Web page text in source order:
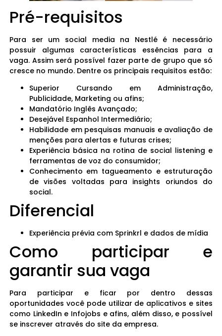
Pré-requisitos
Para ser um social media na Nestlé é necessário
possuir algumas características essências para a
vaga. Assim será possível fazer parte de grupo que só
cresce no mundo. Dentre os principais requisitos estão:
Superior Cursando em Administração,
Publicidade, Marketing ou afins;
Mandatório Inglês Avançado;
Desejável Espanhol Intermediário;
Habilidade em pesquisas manuais e avaliação de
menções para alertas e futuras crises;
Experiência básica na rotina de social listening e
ferramentas de voz do consumidor;
Conhecimento em tagueamento e estruturação
de visões voltadas para insights oriundos do
social.
Diferencial
Experiência prévia com Sprinkrl e dados de mídia
Como participar e
garantir sua vaga
Para participar e ficar por dentro dessas
oportunidades você pode utilizar de aplicativos e sites
como LinkedIn e Infojobs e afins, além disso, e possível
se inscrever através do site da empresa.